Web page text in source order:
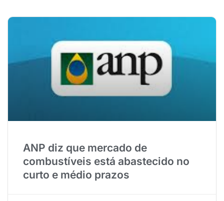
ANP diz que mercado de
combustíveis está abastecido no
curto e médio prazos